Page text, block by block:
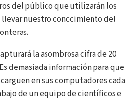
del público que utilizarán los
llevar nuestro conocimiento del
la asombrosa cifra de 20
demasiada información para que
en sus computadores cada
de un equipo de científicos e